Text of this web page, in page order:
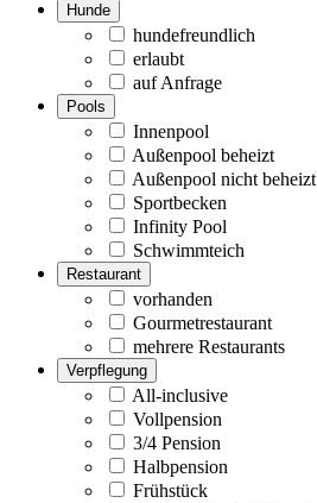
Hunde
hundefreundlich
erlaubt
auf Anfrage
Pools
Innenpool
Außenpool beheizt
Außenpool nicht beheizt
Sportbecken
Infinity Pool
Schwimmteich
Restaurant
vorhanden
Gourmetrestaurant
mehrere Restaurants
Verpflegung
All-inclusive
Vollpension
3/4 Pension
Halbpension
Frühstück